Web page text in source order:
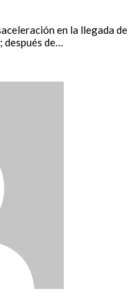
en la llegada de
de…